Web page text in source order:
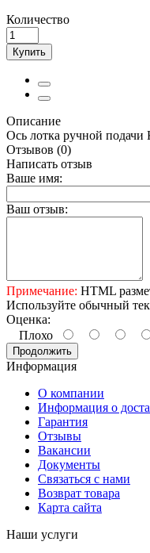
Количество
Купить
Описание
Ось лотка ручной
Отзывов (0)
Написать отзыв
Ваше имя:
Ваш отзыв:
Примечание: HTML
Используйте обычный
Оценка:
Плохо
Продолжить
Информация
О компании
Информация о
Гарантия
Отзывы
Вакансии
Документы
Связаться с нами
Возврат товара
Карта сайта
Наши услуги